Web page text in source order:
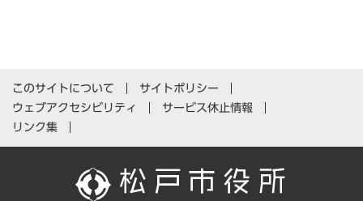
このサイトについて
サイトポリシー
ウェブアクセシビリティ
サービス休止情報
リンク集